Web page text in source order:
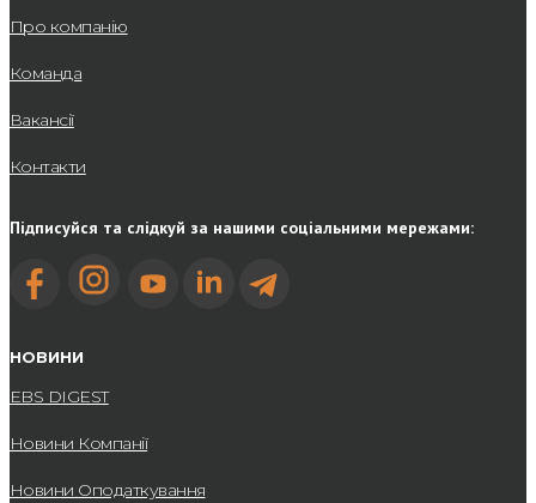
Про компанію
Команда
Вакансії
Контакти
Підписуйся та слідкуй за нашими соціальними мережами:
НОВИНИ
EBS DIGEST
Новини Компанії
Новини Оподаткування